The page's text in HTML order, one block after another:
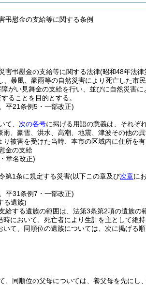
弔慰金の支給等に関する条例
害弔慰金の支給等に関する法律(昭和48年法律
、暴風、豪雨等の自然災害により死亡した市
がい見舞金の支給を行い、並びに自然災害
ることを目的とする。
平21条例5・一部改正)
て、 次の各号に掲げる用語の意義は、それぞ
、豪雪、洪水、高潮、地震、津波その他の
被害を受けた当時、本市の区域内に住所を有
金の支給
章名改正)
第1条に規定する災害(以下この章及び次章に
平31条例7・一部改正)
る遺族)
給する遺族の範囲は、法第3条第2項の遺族の
時において、死亡者により生計を主として維
いて、同順位の遺族については、次に掲げる順
、同順位の父母については、養父母を先に